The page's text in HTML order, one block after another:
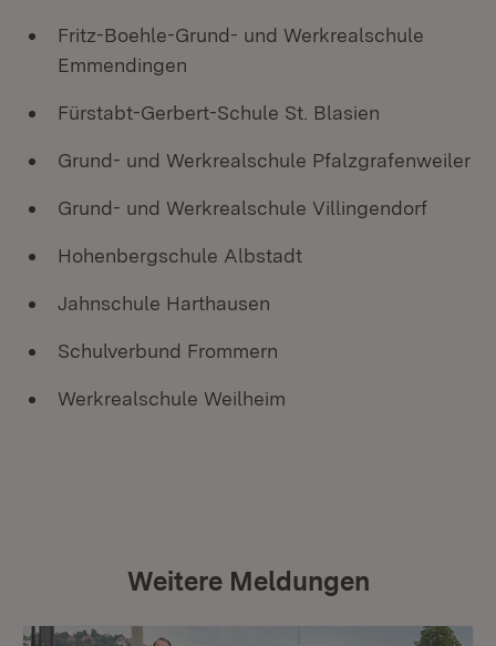
Fritz-Boehle-Grund- und Werkrealschule
Emmendingen
Fürstabt-Gerbert-Schule St. Blasien
Grund- und Werkrealschule Pfalzgrafenweiler
Grund- und Werkrealschule Villingendorf
Hohenbergschule Albstadt
Jahnschule Harthausen
Schulverbund Frommern
Werkrealschule Weilheim
Weitere Meldungen